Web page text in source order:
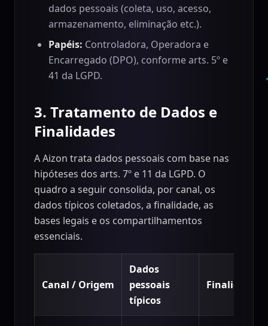
dados pessoais (coleta, uso, acesso,
armazenamento, eliminação etc.).
Papéis: Controladora, Operadora e
Encarregado (DPO), conforme arts. 5º e
41 da LGPD.
3. Tratamento de Dados e
Finalidades
A Aizon trata dados pessoais com base nas
hipóteses dos arts. 7º e 11 da LGPD. O
quadro a seguir consolida, por canal, os
dados típicos coletados, a finalidade, as
bases legais e os compartilhamentos
essenciais.
Canal / Origem
Dados
pessoais
típicos
Finalidade